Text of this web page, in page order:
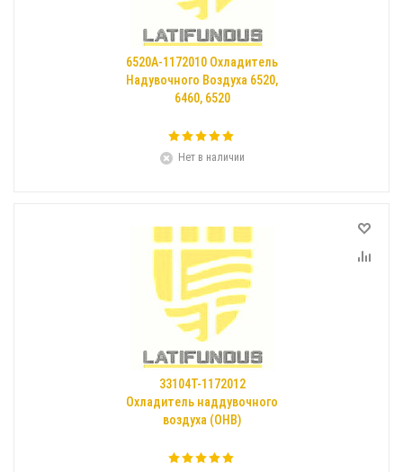
6520А-1172010 Охладитель
Надувочного Воздуха 6520,
6460, 6520
Нет в наличии
33104Т-1172012
Охладитель наддувочного
воздуха (ОНВ)